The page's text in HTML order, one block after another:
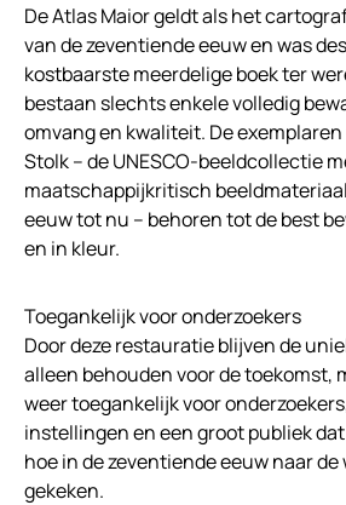
De Atlas Maior geldt als het
van de zeventiende eeuw en was
kostbaarste meerdelige boek ter
bestaan slechts enkele volledig
omvang en kwaliteit. De
Stolk – de UNESCO-beeldcollectie
maatschappijkritisch
eeuw tot nu – behoren tot de best
en in kleur.
Toegankelijk voor onderzoekers
Door deze restauratie blijven de
alleen behouden voor de toekomst,
weer toegankelijk voor
instellingen en een groot publiek
hoe in de zeventiende eeuw naar de
gekeken.